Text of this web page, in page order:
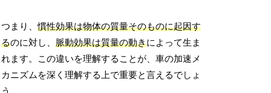
つまり、慣性効果は物体の質量そのものに起因す
るのに対し、脈動効果は質量の動きによって生ま
れます。この違いを理解することが、車の加速メ
カニズムを深く理解する上で重要と言えるでしょ